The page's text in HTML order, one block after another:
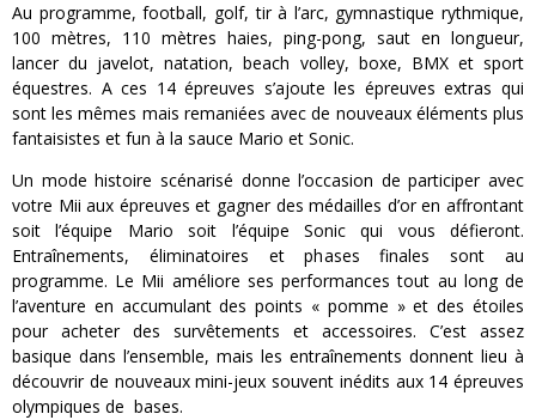
Au programme, football, golf, tir à l’arc, gymnastique rythmique,
100 mètres, 110 mètres haies, ping-pong, saut en longueur,
lancer du javelot, natation, beach volley, boxe, BMX et sport
équestres. A ces 14 épreuves s’ajoute les épreuves extras qui
sont les mêmes mais remaniées avec de nouveaux éléments plus
fantaisistes et fun à la sauce Mario et Sonic.
Un mode histoire scénarisé donne l’occasion de participer avec
votre Mii aux épreuves et gagner des médailles d’or en affrontant
soit l’équipe Mario soit l’équipe Sonic qui vous défieront.
Entraînements, éliminatoires et phases finales sont au
programme. Le Mii améliore ses performances tout au long de
l’aventure en accumulant des points « pomme » et des étoiles
pour acheter des survêtements et accessoires. C’est assez
basique dans l’ensemble, mais les entraînements donnent lieu à
découvrir de nouveaux mini-jeux souvent inédits aux 14 épreuves
olympiques de bases.